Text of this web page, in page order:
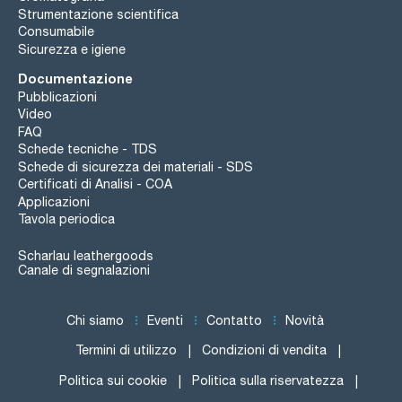
vanadium (V): max. 0,05 ppm
zinc (Zn): max. 0,1 ppm
zirconium (Zr): max. 0,1 ppm
residue on ignition (as SO4): max. 0,003 %
Strumentazione scientifica
Consumabile
Sicurezza e igiene
Documentazione
Pubblicazioni
Video
FAQ
Schede tecniche - TDS
Schede di sicurezza dei materiali - SDS
Certificati di Analisi - COA
Applicazioni
Tavola periodica
Scharlau leathergoods
Canale di segnalazioni
Chi siamo Eventi Contatto Novità
Termini di utilizzo Condizioni di vendita
Politica sui cookie Politica sulla riservatezza